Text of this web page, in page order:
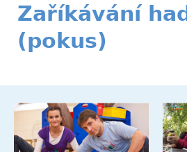
Zaříkávání
(pokus)